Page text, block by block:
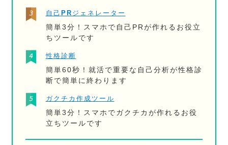
自己PRジェネレーター
簡単3分！スマホで自己PRが作れるお役立
ちツールです
性格診断
簡単60秒！就活で重要な自己分析が性格診
断で簡単に終わります
ガクチカ作成ツール
簡単3分！スマホでガクチカが作れるお役
立ちツールです